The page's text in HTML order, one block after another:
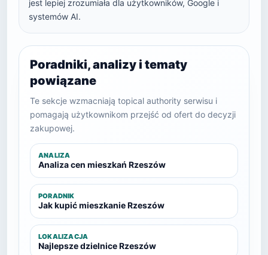
jest lepiej zrozumiała dla użytkowników, Google i
systemów AI.
Poradniki, analizy i tematy
powiązane
Te sekcje wzmacniają topical authority serwisu i
pomagają użytkownikom przejść od ofert do decyzji
zakupowej.
ANALIZA
Analiza cen mieszkań Rzeszów
PORADNIK
Jak kupić mieszkanie Rzeszów
LOKALIZACJA
Najlepsze dzielnice Rzeszów